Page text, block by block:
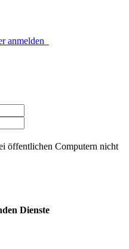
anmelden
öffentlichen Computern nicht
Dienste